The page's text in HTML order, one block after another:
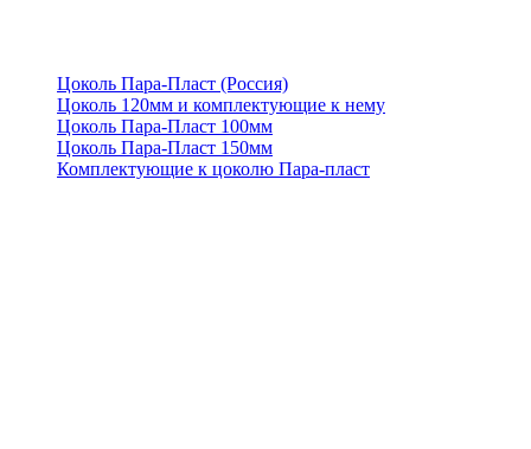
Цоколь Пара-Пласт (Россия)
Цоколь 120мм и комплектующие к нему
Цоколь Пара-Пласт 100мм
Цоколь Пара-Пласт 150мм
Комплектующие к цоколю Пара-пласт